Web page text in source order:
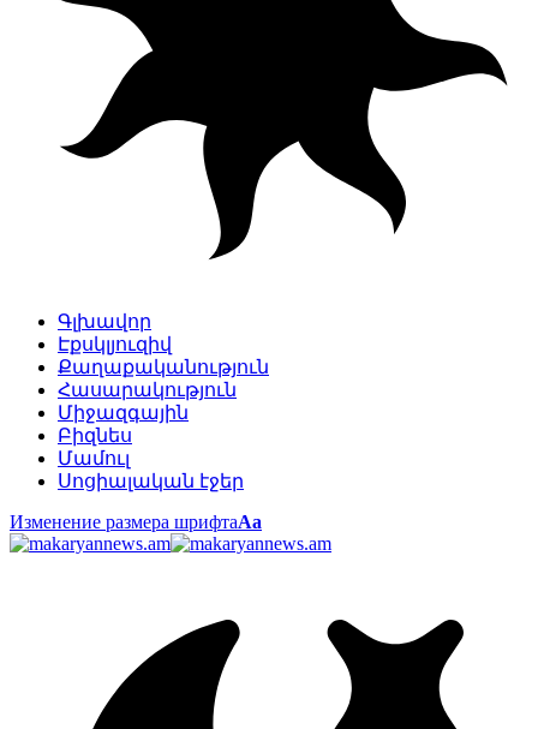
Գլխավոր
Էքսկլյուզիվ
Քաղաքականություն
Հասարակություն
Միջազգային
Բիզնես
Մամուլ
Սոցիալական էջեր
Изменение размера шрифтаАа